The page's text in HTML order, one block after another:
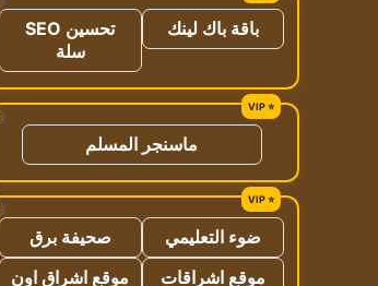
باقة باك لينك
تحسين SEO
سلة
ماسنجر المسلم
ضوء التعليمي
صحيفة برق
موقع اشراقات
موقع اشراق اون